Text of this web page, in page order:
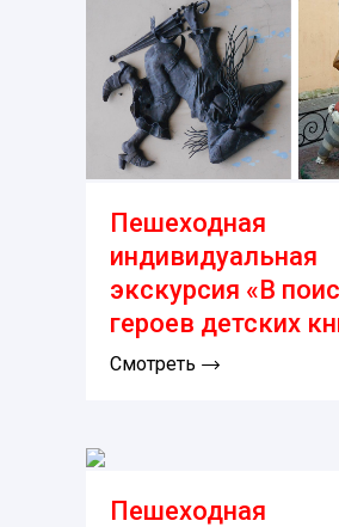
Пешеходная
индивидуальная
экскурсия «В
героев детских
Смотреть
Пешеходная